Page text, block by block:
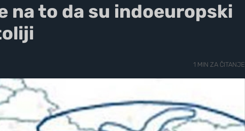
na to da su indoeuropski
1 MIN ZA ČITANJE